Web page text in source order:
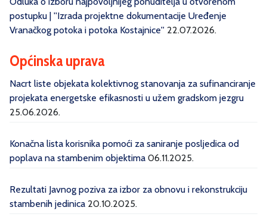
postupku | ''Izrada projektne dokumentacije Uređenje
Vranačkog potoka i potoka Kostajnice'' 22.07.2026.
Općinska uprava
Nacrt liste objekata kolektivnog stanovanja za sufinanciranje
projekata energetske efikasnosti u užem gradskom jezgru
25.06.2026.
Konačna lista korisnika pomoći za saniranje posljedica od
poplava na stambenim objektima 06.11.2025.
Rezultati Javnog poziva za izbor za obnovu i rekonstrukciju
stambenih jedinica 20.10.2025.